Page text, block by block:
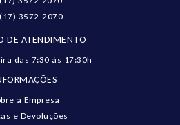
(17) 3572-2070
DE ATENDIMENTO
das 7:30 às 17:30h
a Empresa
e Devoluções